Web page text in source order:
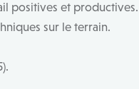
positives et productives.
sur le terrain.